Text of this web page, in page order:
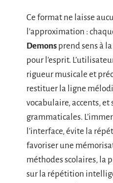
Ce format ne laisse
l’approximation :
Demons prend sens à
pour l’esprit.
rigueur musicale et
restituer la ligne
vocabulaire, accents, et
grammaticales.
l’interface, évite la
favoriser une
méthodes scolaires, la
sur la répétition